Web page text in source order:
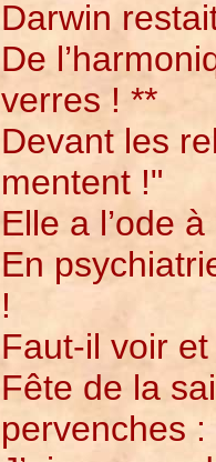
Darwin
De
verres ! **
Devant les
mentent !"
Elle a l’ode
En
!
Faut-il voir
Fête de la
pervenches